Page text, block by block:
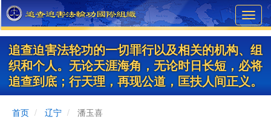
Skip
to
main
content
追查迫害法轮功的一切罪行以及相关的机构、组
织和个人。无论天涯海角，无论时日长短，必将
追查到底；行天理，再现公道，匡扶人间正义。
首页 辽宁 潘玉喜